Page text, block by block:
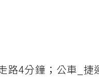
路4分鐘；公車_